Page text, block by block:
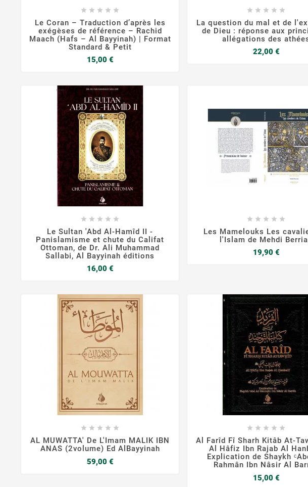
    
Le Coran – Traduction d’après les
exégèses de référence – Rachid
Maach (Hafs – Al Bayyinah) | Format
Standard & Petit
15,00 €Prix
    
La question du mal et de
de Dieu : réponse aux
allégations des
22,00 €Prix
    
Le Sultan 'Abd Al-Hamîd II -
Panislamisme et chute du Califat
Ottoman, de Dr. Ali Muhammad
Sallabi, Al Bayyinah éditions
16,00 €Prix
    
Les Mamelouks Les
l'Islam de Mehdi
19,90 €Prix
    
AL MUWATTA' De L'Imam MALIK IBN
ANAS (2volume) Ed AlBayyinah
59,00 €Prix
    
Al Farîd Fî Sharh Kitâb At-
Al Hâfiz Ibn Rajab Al
Explication de Shaykh
Rahmân Ibn Nâsir Al
15,00 €Prix